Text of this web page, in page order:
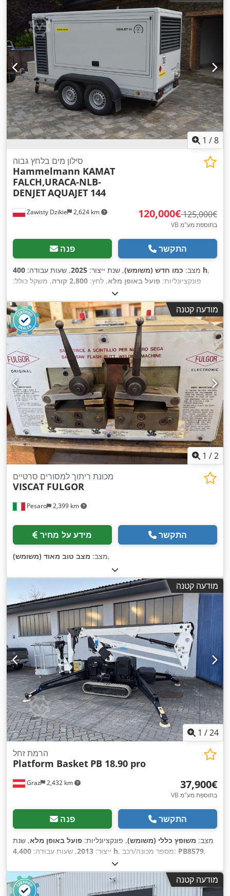
1 /8
Zawisty Dzikie 2,624 km
סילון מים בלחץ גבוה
Hammelmann KAMAT
FALCH,URACA-NLB-
DENJETAQUAJET 144
‏120,000 ‏€ ‏125,000 ‏€
VB בתוספת מע"מ
פנה התקשר
מצב: כמו חדש (משומש), שנת ייצור: 2025, שעות עבודה: 400 h,
פונקציונליות: פועל באופן מלא, לחץ: 2,800 קורה
, משקל כולל:
, מהירות סיבובית (דק'):
30 ליטר/דקה
, ציוד:לוחית זיהוי זמינה ,
מודעה קטנה
1 /2
Pesaro 2,399 km
מכונת ריתוך למסורים סרטיים
VISCAT FULGOR
מידע על מחיר התקשר
מצב: מצב טוב מאוד (משומש) ,
מודעה קטנה
1 /24
Graz 2,432 km
הרמת זחל
Platform Basket PB 18.90 pro
‏37,900 ‏€
VB בתוספת מע"מ
פנה התקשר
מצב: משופץ כללי (משומש), פונקציונליות: פועל באופן מלא, שנת
ייצור: 2013, שעות עבודה: 4,400 h , מספר מכונה/רכב: PB8579,
, משקל כולל:
5,500 מ"מ
, רוחב הובלה:140 מ"מ , גובה הובלה:200 מ"מ
, גובה
בנייה: 2,000 מ"מ , סוג דלק: היברידי , קיבולת מיכל דלק: 10 ל
, מצב
מודעה קטנה